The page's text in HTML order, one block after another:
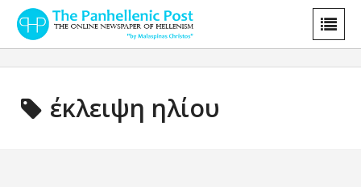
έκλειψη ηλίου